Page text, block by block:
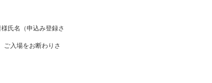
氏名（申込み登録さ
入場をお断わりさ